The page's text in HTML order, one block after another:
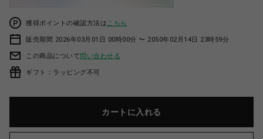
獲得ポイントの確認方法は こちら
販売期間 2026年03月01日 00時00分 〜 2050年02月14日 23時59分
この商品について問い合わせる
ギフト：ラッピング不可
カートに入れる